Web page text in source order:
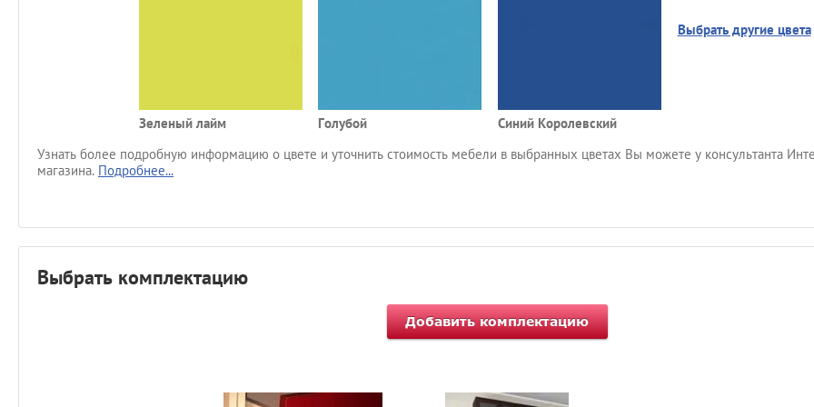
Выбрать другие цвета
Зеленый лайм Голубой
Синий Королевский
Узнать более подробную информацию о цвете и уточнить стоимость мебели в выбранных цветах Вы можете у консультанта
магазина. Подробнее...
Выбрать комплектацию